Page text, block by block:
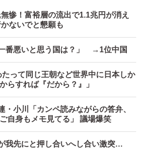
惨！富裕層の流出で1.1兆円が消え
ないでと懇願も
番悪いと思う国は？」 →1位中国
って同じ王朝など世界中に日本しか
らすれば『だから？』」
・小川「カンペ読みながらの答弁、
自身もメモ見てる」 議場爆笑
我先にと押し合いへし合い激突…